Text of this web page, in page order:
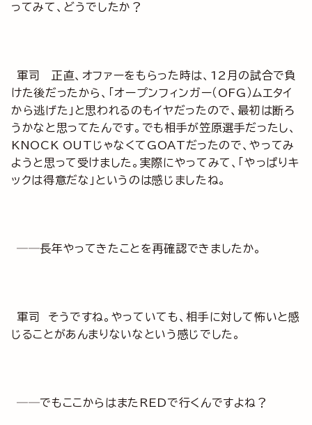
ってみて、どうでしたか？
軍司 正直、オファーをもらった時は、12月の試合で負
けた後だったから、「オープンフィンガー（OFG）ムエタイ
から逃げた」と思われるのもイヤだったので、最初は断ろ
うかなと思ってたんです。でも相手が笠原選手だったし、
KNOCK OUTじゃなくてGOATだったので、やってみ
ようと思って受けました。実際にやってみて、「やっぱりキ
ックは得意だな」というのは感じましたね。
──長年やってきたことを再確認できましたか。
軍司 そうですね。やっていても、相手に対して怖いと感
じることがあんまりないなという感じでした。
──でもここからはまたREDで行くんですよね？